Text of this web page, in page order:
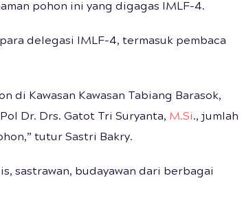
pohon ini yang digagas IMLF-4.
delegasi IMLF-4, termasuk pembaca
di Kawasan Kawasan Tabiang Barasok,
Dr. Drs. Gatot Tri Suryanta, M.Si., jumlah
tutur Sastri Bakry.
sastrawan, budayawan dari berbagai